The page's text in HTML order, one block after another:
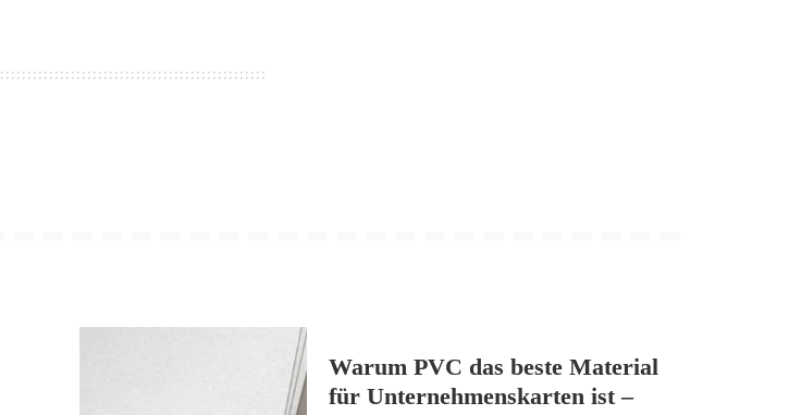
Warum PVC das beste Material
für Unternehmenskarten ist –